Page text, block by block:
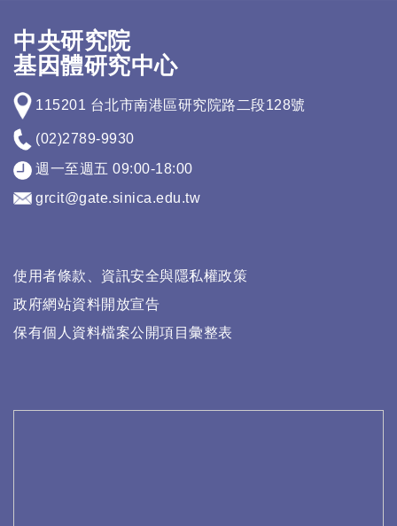
中央研究院
基因體研究中心
115201 台北市南港區研究院路二段128號
(02)2789-9930
週一至週五 09:00-18:00
grcit@gate.sinica.edu.tw
使用者條款、資訊安全與隱私權政策
政府網站資料開放宣告
保有個人資料檔案公開項目彙整表